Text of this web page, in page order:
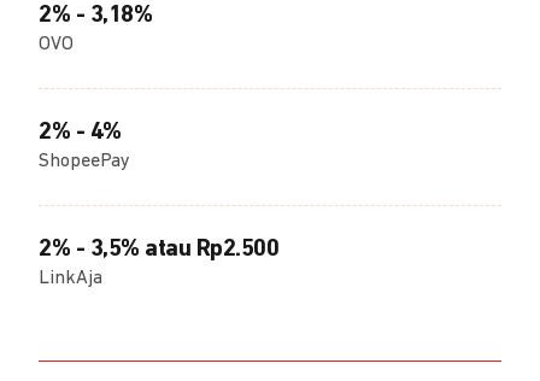
2% - 3,18%
OVO
2% - 4%
ShopeePay
2% - 3,5% atau Rp2.500
LinkAja